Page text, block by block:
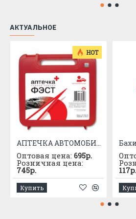
ГОСТ 12.4.280-2014 , ГОСТ 12.4.303-2016
АКТУАЛЬНОЕ
HOT
АПТЕЧКА АВТОМОБИЛЬНАЯ приказ №1080
Оптовая цена: 695р.
Розничная цена:
745р.
Купить
117р.